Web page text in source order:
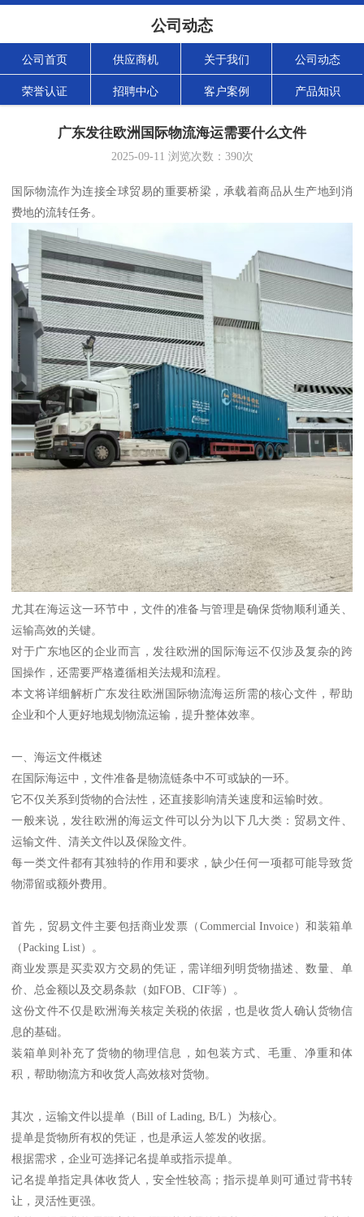
公司动态
公司首页 供应商机 关于我们 公司动态
荣誉认证 招聘中心 客户案例 产品知识
广东发往欧洲国际物流海运需要什么文件
2025-09-11 浏览次数： 390次
国际物流作为连接全球贸易的重要桥梁，承载着商品从生产地到消
费地的流转任务。
尤其在海运这一环节中，文件的准备与管理是确保货物顺利通关、
运输高效的关键。
对于广东地区的企业而言，发往欧洲的国际海运不仅涉及复杂的跨
国操作，还需要严格遵循相关法规和流程。
本文将详细解析广东发往欧洲国际物流海运所需的核心文件，帮助
企业和个人更好地规划物流运输，提升整体效率。
一、海运文件概述
在国际海运中，文件准备是物流链条中不可或缺的一环。
它不仅关系到货物的合法性，还直接影响清关速度和运输时效。
一般来说，发往欧洲的海运文件可以分为以下几大类：贸易文件、
运输文件、清关文件以及保险文件。
每一类文件都有其独特的作用和要求，缺少任何一项都可能导致货
物滞留或额外费用。
首先，贸易文件主要包括商业发票（Commercial Invoice）和装箱单
（Packing List）。
商业发票是买卖双方交易的凭证，需详细列明货物描述、数量、单
价、总金额以及交易条款（如FOB、CIF等）。
这份文件不仅是欧洲海关核定关税的依据，也是收货人确认货物信
息的基础。
装箱单则补充了货物的物理信息，如包装方式、毛重、净重和体
积，帮助物流方和收货人高效核对货物。
其次，运输文件以提单（Bill of Lading, B/L）为核心。
提单是货物所有权的凭证，也是承运人签发的收据。
根据需求，企业可选择记名提单或指示提单。
记名提单指定具体收货人，安全性较高；指示提单则可通过背书转
让，灵活性更强。